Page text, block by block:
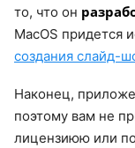
то, что он
MacOS придется
создания слайд-
Наконец,
поэтому вам не
лицензиюю или